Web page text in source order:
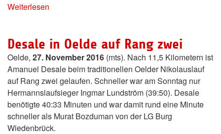
Weiterlesen
Desale in Oelde auf Rang zwei
Oelde, 27. November 2016 (mts). Nach 11,5 Kilometern ist
Amanuel Desale beim traditionellen Oelder Nikolauslauf
auf Rang zwei gelaufen. Schneller war am Sonntag nur
Hermannslaufsieger Ingmar Lundström (39:50). Desale
benötigte 40:33 Minuten und war damit rund eine Minute
schneller als Murat Bozduman von der LG Burg
Wiedenbrück.